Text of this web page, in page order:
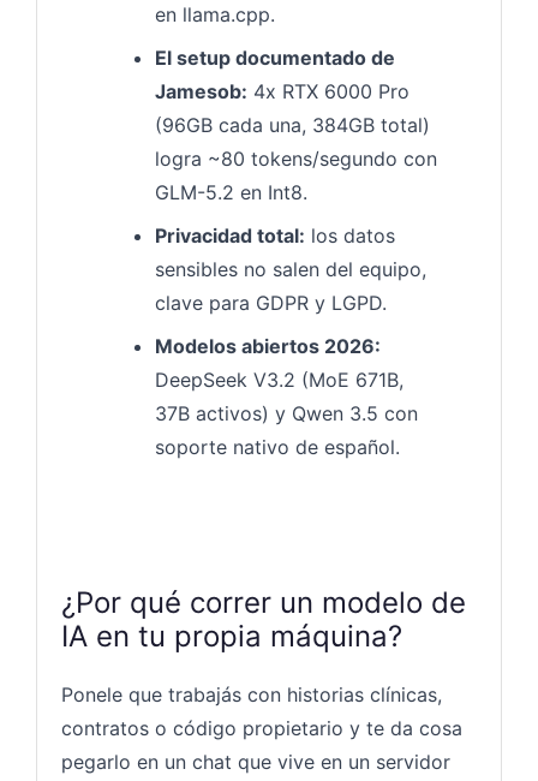
en llama.cpp.
El setup documentado de
Jamesob: 4x RTX 6000 Pro
(96GB cada una, 384GB total)
logra ~80 tokens/segundo con
GLM-5.2 en Int8.
Privacidad total: los datos
sensibles no salen del equipo,
clave para GDPR y LGPD.
Modelos abiertos 2026:
DeepSeek V3.2 (MoE 671B,
37B activos) y Qwen 3.5 con
soporte nativo de español.
¿Por qué correr un modelo de
IA en tu propia máquina?
Ponele que trabajás con historias clínicas,
contratos o código propietario y te da cosa
pegarlo en un chat que vive en un servidor